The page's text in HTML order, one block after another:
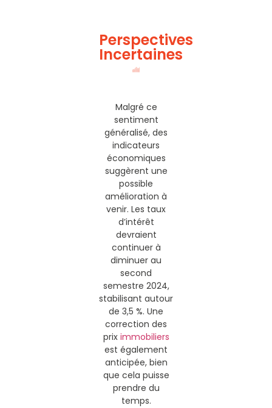
Perspectives
Incertaines
Malgré ce
sentiment
généralisé, des
indicateurs
économiques
suggèrent une
possible
amélioration à
venir. Les taux
d’intérêt
devraient
continuer à
diminuer au
second
semestre 2024,
stabilisant autour
de 3,5 %. Une
correction des
prix immobiliers
est également
anticipée, bien
que cela puisse
prendre du
temps.